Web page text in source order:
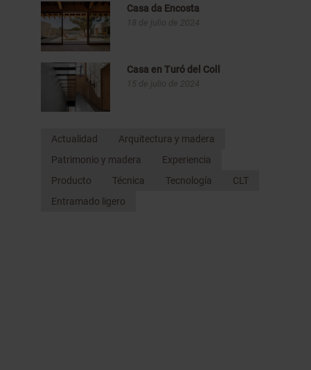
Casa da Encosta
18 de julio de 2024
Casa en Turó del Coll
15 de julio de 2024
Actualidad
Arquitectura y madera
Patrimonio y madera
Experiencia
Producto
Técnica Tecnología
CLT
Entramado ligero